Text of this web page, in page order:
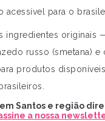
acessível para o
ingredientes originais
russo (smetana) e
produtos
Santos e região
a nossa